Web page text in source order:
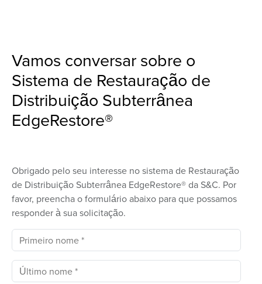
Vamos conversar sobre o
Sistema de Restauração de
Distribuição Subterrânea
EdgeRestore®
Obrigado pelo seu interesse no sistema de Restauração
de Distribuição Subterrânea EdgeRestore® da S&C. Por
favor, preencha o formulário abaixo para que possamos
responder à sua solicitação.